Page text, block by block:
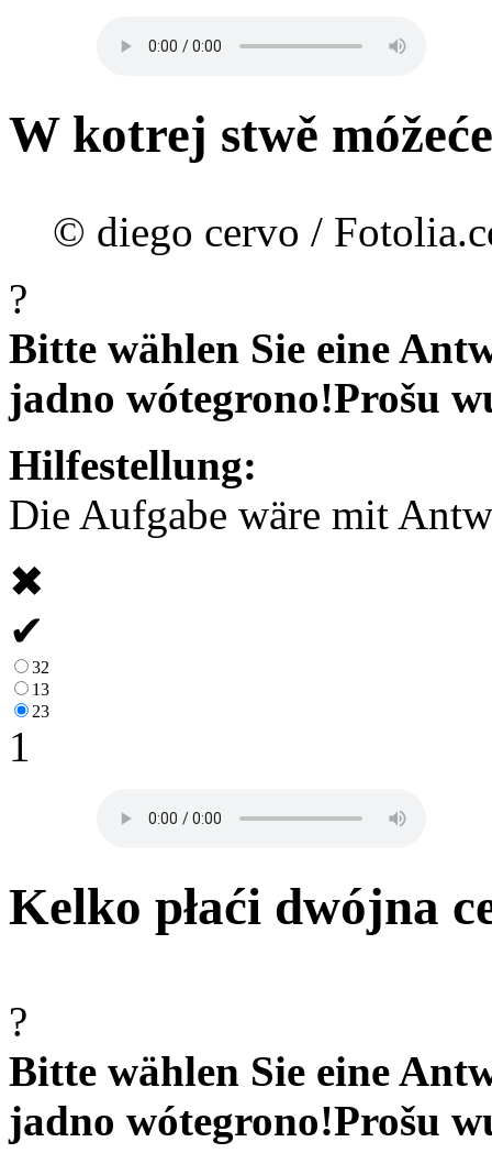
W kotrej stwě
© diego cervo /
?
Bitte wählen Sie eine
jadno wótegrono!Prošu
Hilfestellung:
Die Aufgabe wäre mit
✖
✔
32
13
23
1
Kelko płaći dwójna
?
Bitte wählen Sie eine
jadno wótegrono!Prošu